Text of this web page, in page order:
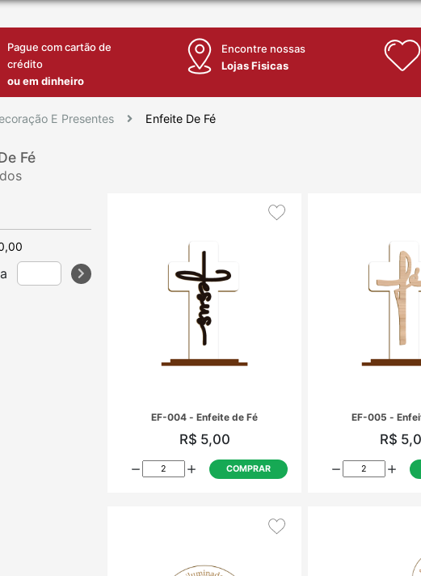
Pague com cartão de
crédito
ou em dinheiro
Encontre nossas
Lojas Fisicas
E Presentes Enfeite De Fé
Fé
a
R$ 5,00